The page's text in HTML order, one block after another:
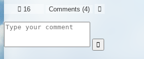
 16 Comments (4) 
